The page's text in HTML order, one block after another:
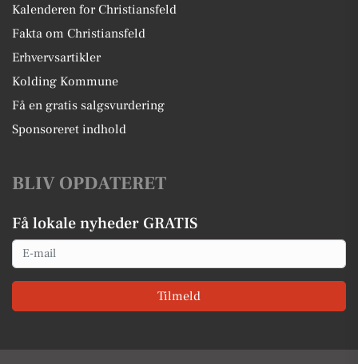
Kalenderen for Christiansfeld
Fakta om Christiansfeld
Erhvervsartikler
Kolding Kommune
Få en gratis salgsvurdering
Sponsoreret indhold
BLIV OPDATERET
Få lokale nyheder GRATIS
Email
Tilmeld